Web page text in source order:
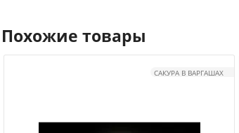
Похожие товары
САКУРА В ВАРГАШАХ